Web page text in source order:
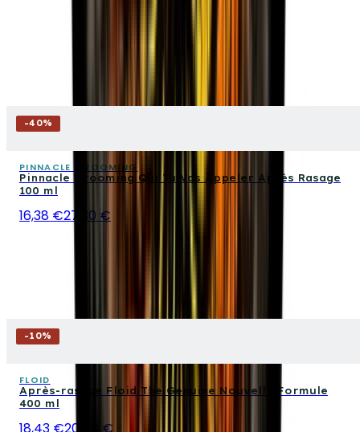
-40%
PINNACLE GROOMING
Pinnacle Grooming Qui Tu Vas Appeler Après Rasage
100 ml
16,38 €27,30 €
-10%
FLOID
Après-rasage Floid The Genuine Nouvelle Formule
400 ml
18,43 €20,48 €